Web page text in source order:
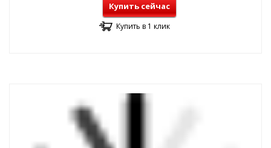
Купить сейчас
Купить в 1 клик